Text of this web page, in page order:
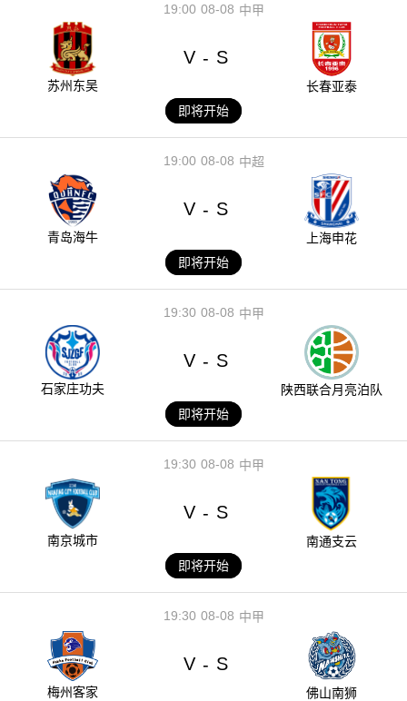
08-08
19:00 中甲
苏州东吴
V - S
长春亚泰
即将开始
08-08
19:00 中超
青岛海牛
V - S
上海申花
即将开始
08-08
19:30 中甲
石家庄功夫
V - S
陕西联合月亮泊队
即将开始
08-08
19:30 中甲
南京城市
V - S
南通支云
即将开始
08-08
19:30 中甲
梅州客家
V - S
佛山南狮